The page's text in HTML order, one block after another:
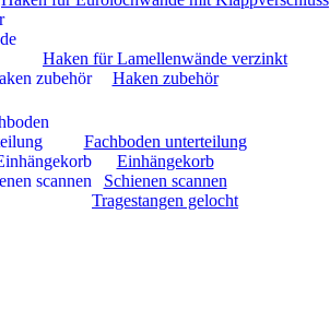
Haken für Lamellenwände verzinkt
Haken zubehör
Fachboden unterteilung
Einhängekorb
Schienen scannen
Tragestangen gelocht